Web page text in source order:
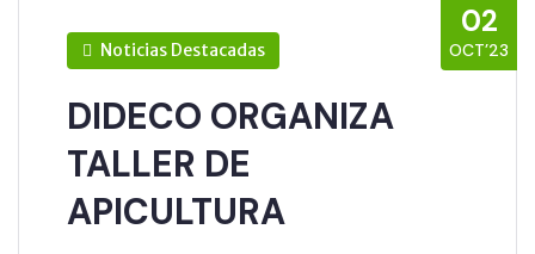
02
OCT’23
Noticias Destacadas
DIDECO ORGANIZA
TALLER DE
APICULTURA